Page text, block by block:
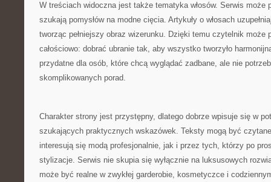
W treściach widoczna jest także tematyka włosów. Serwis może
szukają pomysłów na modne cięcia. Artykuły o włosach
tworząc pełniejszy obraz wizerunku. Dzięki temu czytelnik może
całościowo: dobrać ubranie tak, aby wszystko tworzyło
przydatne dla osób, które chcą wyglądać zadbane, ale nie
skomplikowanych porad.
Charakter strony jest przystępny, dlatego dobrze wpisuje się w
szukających praktycznych wskazówek. Teksty mogą być
interesują się modą profesjonalnie, jak i przez tych, którzy po
stylizacje. Serwis nie skupia się wyłącznie na luksusowych
może być realne w zwykłej garderobie, kosmetyczce i